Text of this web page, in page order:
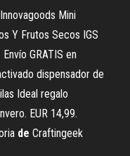
Mini
Y Frutos Secos IGS
GRATIS en
dispensador de
Ideal regalo
EUR 14,99.
de Craftingeek